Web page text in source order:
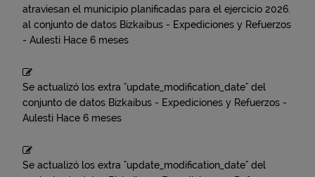
atraviesan el municipio planificadas para el ejercicio 2026.
al conjunto de datos Bizkaibus - Expediciones y Refuerzos
- Aulesti Hace 6 meses
Se actualizó los extra "update_modification_date" del
conjunto de datos Bizkaibus - Expediciones y Refuerzos -
Aulesti Hace 6 meses
Se actualizó los extra "update_modification_date" del